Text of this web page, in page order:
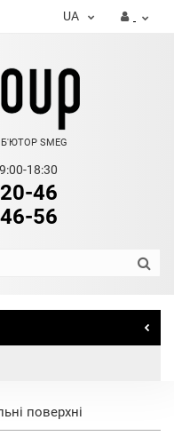
UA
SMEG
18:30
46
56
поверхні